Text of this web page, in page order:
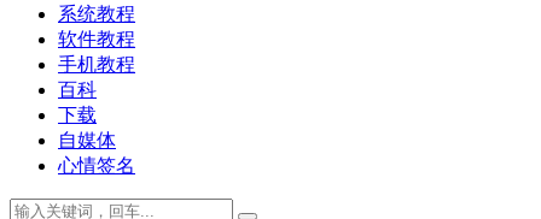
系统教程
软件教程
手机教程
百科
下载
自媒体
心情签名